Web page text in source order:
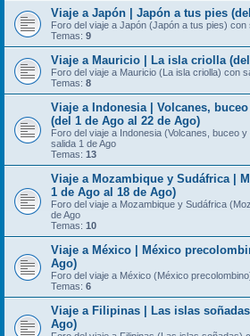
Viaje a Japón | Japón a tus pies
Foro del viaje a Japón (Japón a tus pies) con
Temas: 9
Viaje a Mauricio | La isla criolla
Foro del viaje a Mauricio (La isla criolla) con
Temas: 8
Viaje a Indonesia | Volcanes,
(del 1 de Ago al 22 de Ago)
Foro del viaje a Indonesia (Volcanes, buceo
salida 1 de Ago
Temas: 13
Viaje a Mozambique y Sudáfrica |
1 de Ago al 18 de Ago)
Foro del viaje a Mozambique y Sudáfrica
de Ago
Temas: 10
Viaje a México | México
Ago)
Foro del viaje a México (México
Temas: 6
Viaje a Filipinas | Las islas
Ago)